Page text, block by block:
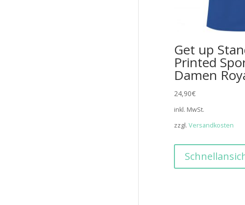
Get up
Printed
Damen
24,90€
inkl. MwSt.
zzgl.Versandkosten